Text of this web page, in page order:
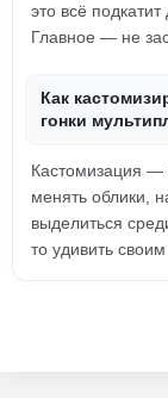
это всё
Главное — не
Как
гонки
Кастомизация
менять облики,
выделиться
то удивить